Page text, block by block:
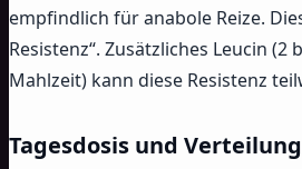
empfindlich für anabole Reize.
Resistenz“. Zusätzliches Leucin (2
Mahlzeit) kann diese Resistenz
Tagesdosis und Verteilung